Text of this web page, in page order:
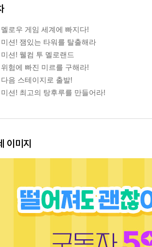
멜로우 게임 세계에 빠지다!
미션! 잼있는 타워를 탈출해라
션! 웰컴 투 멜로랜드
험에 빠진 미르를 구해라!
음 스테이지로 출발!
션! 최고의 탕후루를 만들어라!
이미지